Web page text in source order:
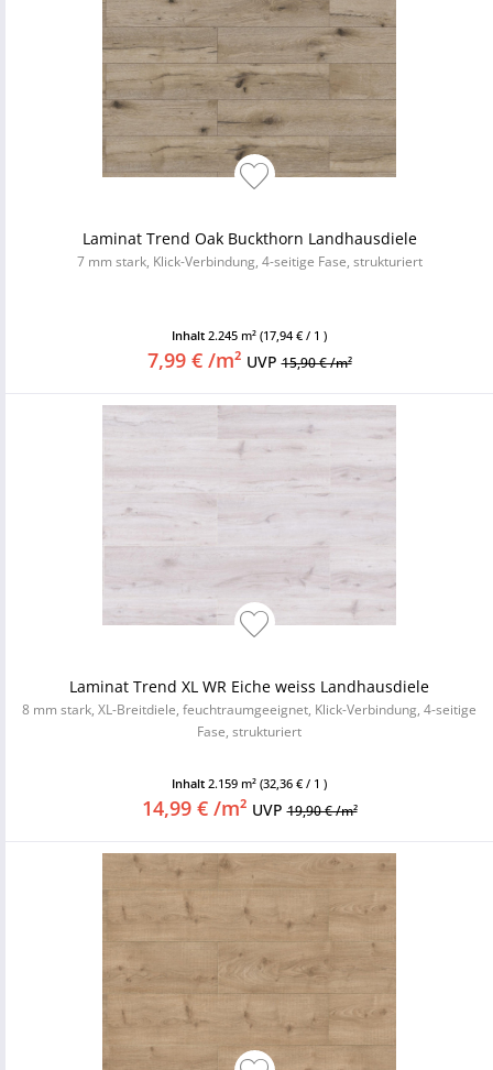
Laminat Trend Oak Buckthorn Landhausdiele
7 mm stark, Klick-Verbindung, 4-seitige Fase, strukturiert
Inhalt 2.245 m² (17,94 € / 1 )
7,99 € /m² UVP15,90 € /m²
Laminat Trend XL WR Eiche weiss Landhausdiele
8 mm stark, XL-Breitdiele, feuchtraumgeeignet, Klick-Verbindung, 4-seitige
Fase, strukturiert
Inhalt 2.159 m² (32,36 € / 1 )
14,99 € /m² UVP19,90 € /m²